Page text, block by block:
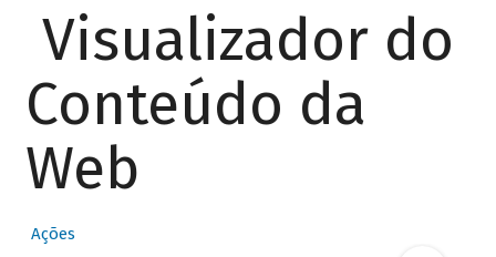
Visualizador do
Conteúdo da
Web
Ações